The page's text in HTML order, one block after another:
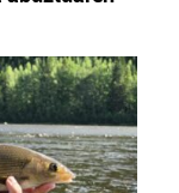
moduari
lehentasunak
ken dezakezu
cookie-